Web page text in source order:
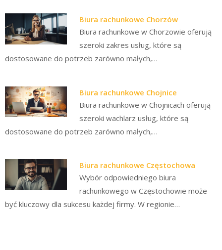
Biura rachunkowe Chorzów
Biura rachunkowe w Chorzowie oferują
szeroki zakres usług, które są
dostosowane do potrzeb zarówno małych,…
Biura rachunkowe Chojnice
Biura rachunkowe w Chojnicach oferują
szeroki wachlarz usług, które są
dostosowane do potrzeb zarówno małych,…
Biura rachunkowe Częstochowa
Wybór odpowiedniego biura
rachunkowego w Częstochowie może
być kluczowy dla sukcesu każdej firmy. W regionie…